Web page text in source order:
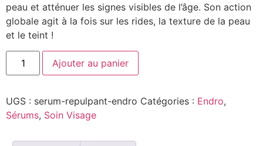
peau et atténuer les signes visibles de l’âge. Son action
globale agit à la fois sur les rides, la texture de la peau
et le teint !
Ajouter au panier
UGS : serum-repulpant-endro Catégories : Endro,
Sérums, Soin Visage